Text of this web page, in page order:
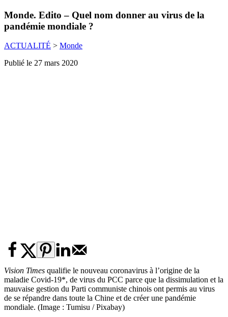
Monde. Edito – Quel nom donner au virus de la
pandémie mondiale ?
ACTUALITÉ > Monde
Publié le 27 mars 2020
Vision Times qualifie le nouveau coronavirus à l’origine de la
maladie Covid-19*, de virus du PCC parce que la dissimulation et la
mauvaise gestion du Parti communiste chinois ont permis au virus
de se répandre dans toute la Chine et de créer une pandémie
mondiale. (Image : Tumisu / Pixabay)